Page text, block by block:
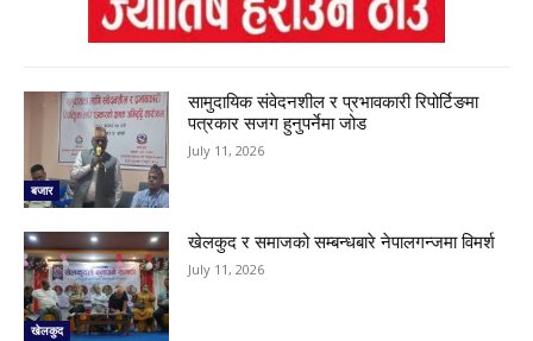
बजार
सामुदायिक संवेदनशील र प्रभावकारी रिपोर्टिङमा
पत्रकार सजग हुनुपर्नेमा जोड
July 11, 2026
खेलकुद
खेलकुद र समाजको सम्बन्धबारे नेपालगन्जमा विमर्श
July 11, 2026